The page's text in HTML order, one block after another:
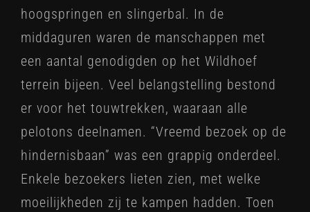
hoogspringen en slingerbal. In de
middaguren waren de manschappen met
een aantal genodigden op het Wildhoef
terrein bijeen. Veel belangstelling bestond
er voor het touwtrekken, waaraan alle
pelotons deelnamen. “Vreemd bezoek op de
hindernisbaan” was een grappig onderdeel.
Enkele bezoekers lieten zien, met welke
moeilijkheden zij te kampen hadden. Toen